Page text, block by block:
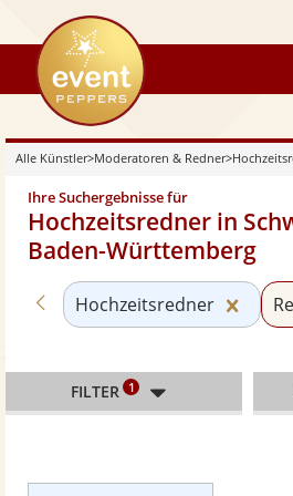
eventpeppers
Alle Künstler>Moderatoren & Redner>
Ihre Suchergebnisse für
Hochzeitsredner in
Baden-Württemberg
Zurück zu «Moderatoren &
Hochzeitsredner
FILTER 1